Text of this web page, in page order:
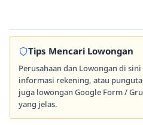
Tips Mencari Lowongan
Perusahaan dan Lowongan di
informasi rekening, atau
juga lowongan Google Form /
yang jelas.